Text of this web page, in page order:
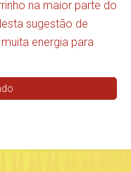
na maior parte do
sugestão de
energia para